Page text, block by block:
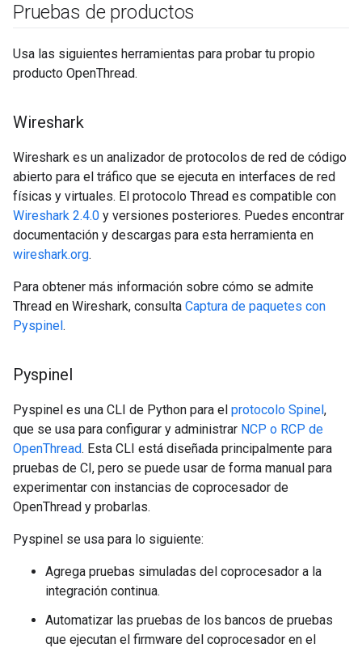
Pruebas de productos
Usa las siguientes herramientas para probar tu propio
producto OpenThread.
Wireshark
Wireshark es un analizador de protocolos de red de código
abierto para el tráfico que se ejecuta en interfaces de red
físicas y virtuales. El protocolo Thread es compatible con
Wireshark 2.4.0 y versiones posteriores. Puedes encontrar
documentación y descargas para esta herramienta en
wireshark.org.
Para obtener más información sobre cómo se admite
Thread en Wireshark, consulta Captura de paquetes con
Pyspinel.
Pyspinel
Pyspinel es una CLI de Python para el protocolo Spinel,
que se usa para configurar y administrar NCP o RCP de
OpenThread. Esta CLI está diseñada principalmente para
pruebas de CI, pero se puede usar de forma manual para
experimentar con instancias de coprocesador de
OpenThread y probarlas.
Pyspinel se usa para lo siguiente:
Agrega pruebas simuladas del coprocesador a la
integración continua.
Automatizar las pruebas de los bancos de pruebas
que ejecutan el firmware del coprocesador en el